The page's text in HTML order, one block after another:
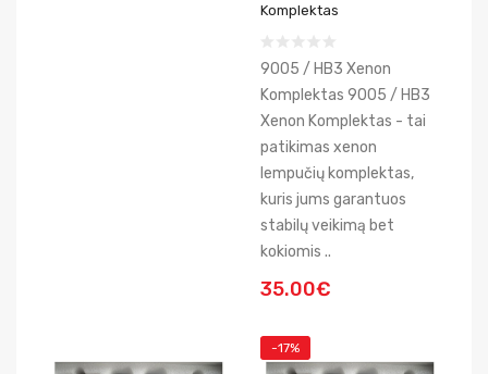
Komplektas
9005 / HB3 Xenon
Komplektas 9005 / HB3
Xenon Komplektas - tai
patikimas xenon
lempučių komplektas,
kuris jums garantuos
stabilų veikimą bet
kokiomis ..
35.00€
-17%